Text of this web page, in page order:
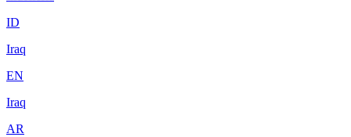
ID
Iraq
EN
Iraq
AR